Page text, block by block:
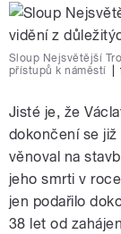
Sloup Nejsvětější
přístupů k náměstí
Jisté je, že
dokončení se
věnoval na
jeho smrti v
jen podařilo
38 let od